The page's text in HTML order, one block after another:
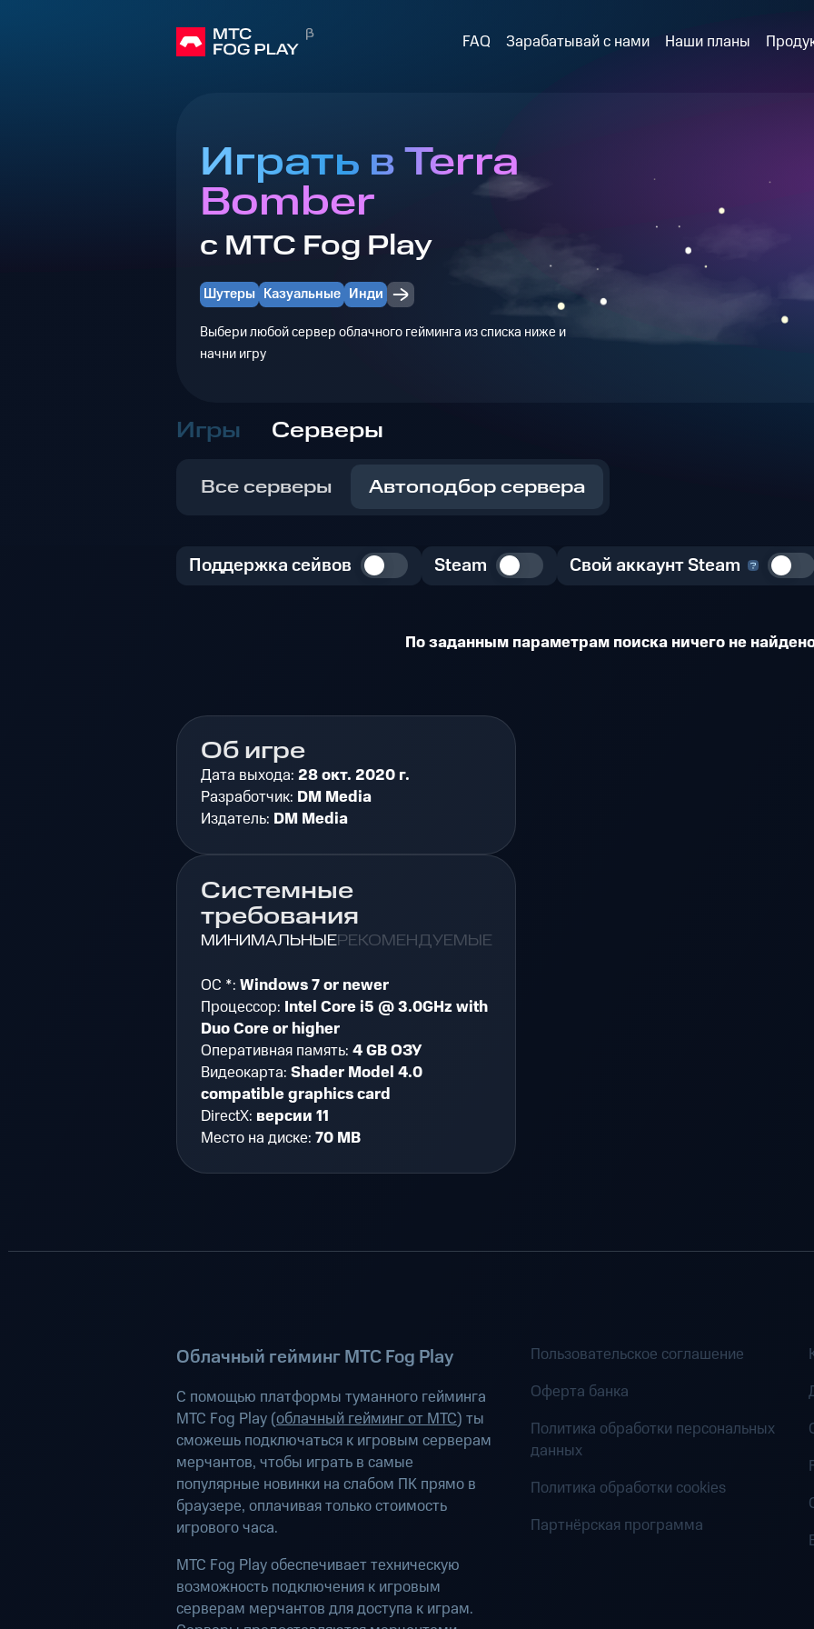
FAQ Зарабатывай с нами Наши планы
Играть в Terra
Bomber
с МТС Fog Play
Шутеры Казуальные Инди
Выбери любой сервер облачного гейминга из списка ниже и
начни игру
Игры Серверы
Все серверы Автоподбор сервера
Поддержка сейвов Steam Свой аккаунт Steam
По заданным параметрам поиска ничего не
Об игре
Дата выхода: 28 окт. 2020 г.
Разработчик: DM Media
Издатель: DM Media
Системные
требования
МИНИМАЛЬНЫЕРЕКОМЕНДУЕМЫЕ
ОС *: Windows 7 or newer
Процессор: Intel Core i5 @ 3.0GHz with
Duo Core or higher
Оперативная память: 4 GB ОЗУ
Видеокарта: Shader Model 4.0
compatible graphics card
DirectX: версии 11
Место на диске: 70 MB
Облачный гейминг МТС Fog Play
С помощью платформы туманного гейминга
МТС Fog Play (облачный гейминг от МТС) ты
сможешь подключаться к игровым серверам
мерчантов, чтобы играть в самые
популярные новинки на слабом ПК прямо в
браузере, оплачивая только стоимость
игрового часа.
МТС Fog Play обеспечивает техническую
возможность подключения к игровым
серверам мерчантов для доступа к играм.
Пользовательское соглашение
Оферта банка
Политика обработки персональных
данных
Политика обработки cookies
Партнёрская программа